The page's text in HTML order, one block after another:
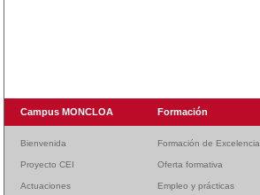
Campus MONCLOA Formación
Bienvenida Formación de Excelencia
Proyecto CEI Oferta formativa
Actuaciones Empleo y prácticas